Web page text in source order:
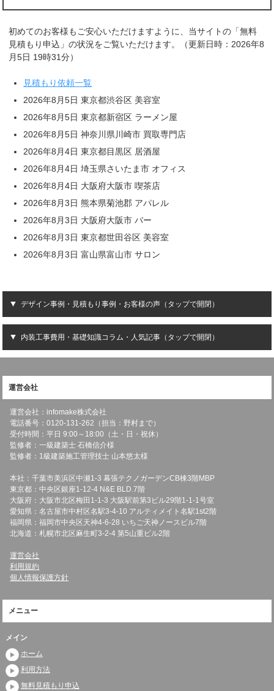
初めてのお客様もご安心いただけますように、当サイトの「無料
見積もり申込」の状況をご覧いただけます。（更新日時：2026年8
月5日 19時31分）
見積もり依頼一覧
2026年8月5日 東京都渋谷区 美容室
2026年8月5日 東京都新宿区 ラーメン屋
2026年8月5日 神奈川県川崎市 買取専門店
2026年8月4日 東京都目黒区 居酒屋
2026年8月4日 埼玉県さいたま市 オフィス
2026年8月4日 大阪府大阪市 喫茶店
2026年8月3日 熊本県菊池郡 アパレル
2026年8月3日 大阪府大阪市 バー
2026年8月3日 東京都世田谷区 美容室
2026年8月3日 富山県富山市 サロン
デザイン事例・見積もり事例・お客様の声（タップで開閉）
内装工事費用・基礎知識コラム・人気記事（タップで開閉）
運営会社
運営会社：infomake株式会社
電話番号：0120-131-262（担当：野村まで）
受付時間：平日 9:00～18:00（土・日・祝休）
監修者：一級建築士 石橋信介様
監修者：1級建築施工管理技士 山本悠太様
本社：千葉市美浜区中瀬1-3 幕張テクノガーデンCB棟3階MBP
東京都：中央区銀座1-12-4 N&E BLD.7階
大阪府：大阪市北区梅田1-1-3 大阪駅前第3ビル29階1-1-1号室
愛知県：名古屋市中村区名駅3-4-10 アルティメイト名駅1st2階
福岡県：福岡市中央区天神4-6-28 いちご天神ノースビル7階
北海道：札幌市北区麻生町3-2-4 第5山重ビル2階
運営会社
利用規約
個人情報保護方針
メニュー
メイン
ホーム
利用方法
無料見積もり申込